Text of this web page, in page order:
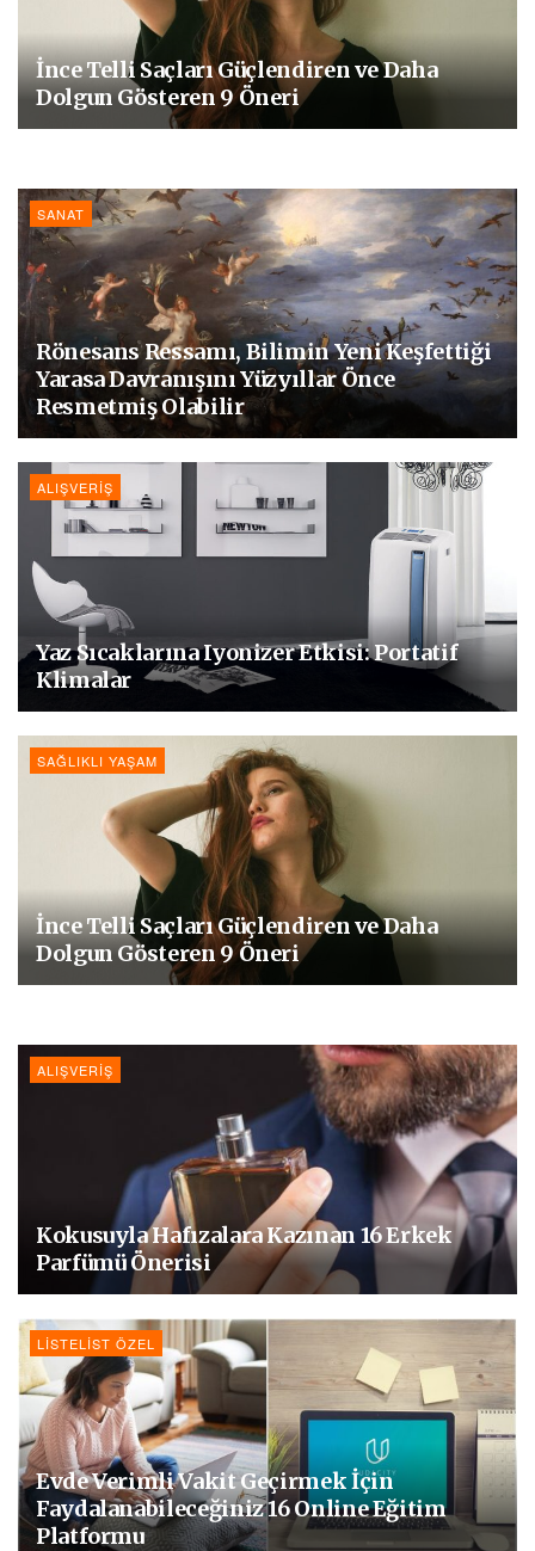
İnce Telli Saçları Güçlendiren ve Daha
Dolgun Gösteren 9 Öneri
SANAT
Rönesans Ressamı, Bilimin Yeni Keşfettiği
Yarasa Davranışını Yüzyıllar Önce
Resmetmiş Olabilir
ALIŞVERIŞ
Yaz Sıcaklarına Iyonizer Etkisi: Portatif
Klimalar
SAĞLIKLI YAŞAM
İnce Telli Saçları Güçlendiren ve Daha
Dolgun Gösteren 9 Öneri
ALIŞVERIŞ
Kokusuyla Hafızalara Kazınan 16 Erkek
Parfümü Önerisi
LISTELIST ÖZEL
Evde Verimli Vakit Geçirmek İçin
Faydalanabileceğiniz 16 Online Eğitim
Platformu